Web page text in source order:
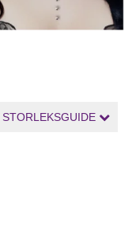
STORLEKSGUIDE